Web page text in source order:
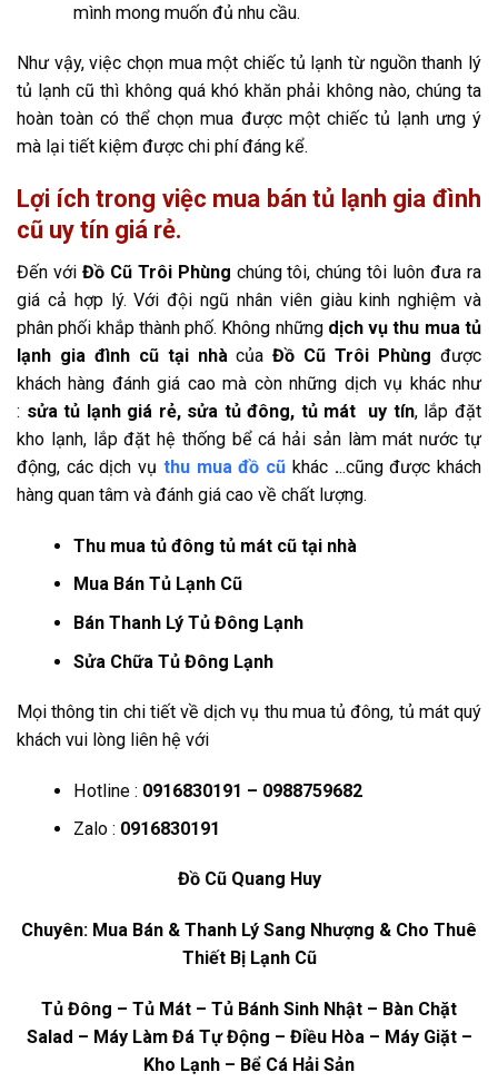
mình mong muốn đủ nhu cầu.
Như vậy, việc chọn mua một chiếc tủ lạnh từ nguồn thanh lý
tủ lạnh cũ thì không quá khó khăn phải không nào, chúng ta
hoàn toàn có thể chọn mua được một chiếc tủ lạnh ưng ý
mà lại tiết kiệm được chi phí đáng kể.
Lợi ích trong việc mua bán tủ lạnh gia đình
cũ uy tín giá rẻ.
Đến với Đồ Cũ Trôi Phùng chúng tôi, chúng tôi luôn đưa ra
giá cả hợp lý. Với đội ngũ nhân viên giàu kinh nghiệm và
phân phối khắp thành phố. Không những dịch vụ thu mua tủ
lạnh gia đình cũ tại nhà củaĐồ Cũ Trôi Phùng được
khách hàng đánh giá cao mà còn những dịch vụ khác như
: sửa tủ lạnh giá rẻ, sửa tủ đông, tủ mát uy tín, lắp đặt
kho lạnh, lắp đặt hệ thống bể cá hải sản làm mát nước tự
động, các dịch vụ thu mua đồ cũ khác ...cũng được khách
hàng quan tâm và đánh giá cao về chất lượng.
Thu mua tủ đông tủ mát cũ tại nhà
Mua Bán Tủ Lạnh Cũ
Bán Thanh Lý Tủ Đông Lạnh
Sửa Chữa Tủ Đông Lạnh
Mọi thông tin chi tiết về dịch vụ thu mua tủ đông, tủ mát quý
khách vui lòng liên hệ với
Hotline : 0916830191 – 0988759682
Zalo : 0916830191
Đồ Cũ Quang Huy
Chuyên: Mua Bán & Thanh Lý Sang Nhượng & Cho Thuê
Thiết Bị Lạnh Cũ
Tủ Đông – Tủ Mát – Tủ Bánh Sinh Nhật – Bàn Chặt
Salad – Máy Làm Đá Tự Động – Điều Hòa – Máy Giặt –
Kho Lạnh – Bể Cá Hải Sản